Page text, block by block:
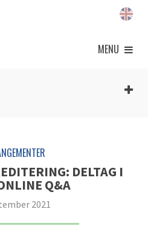
MENU
DELTAG I
Q&A
2021